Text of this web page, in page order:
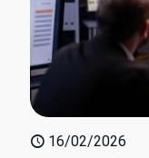
16/02/2026